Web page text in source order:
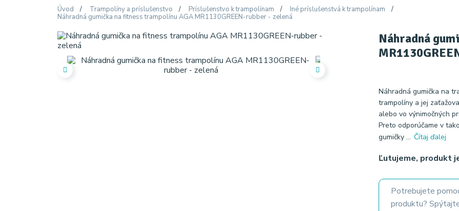
Úvod Trampolíny a príslušenstvo Príslušenstvo k trampolínam
Iné príslušenstvá k trampolínam
Náhradná gumička na fitness trampolínu AGA MR1130GREEN-rubber - zelená
Náhradná
Náhradná gumička na
trampolíny a jej
alebo vo výnimočných
Preto odporúčame v
gumičky ... Čítaj ďalej
Ľutujeme, produkt
Potrebujete
produktu?